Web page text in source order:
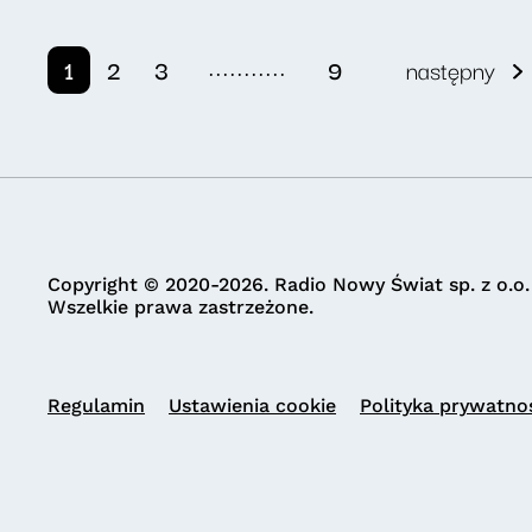
1 2 3 ........... 9 następny
Copyright © 2020-2026. Radio Nowy Świat sp. z o.o.
Wszelkie prawa zastrzeżone.
Regulamin Ustawienia cookie Polityka